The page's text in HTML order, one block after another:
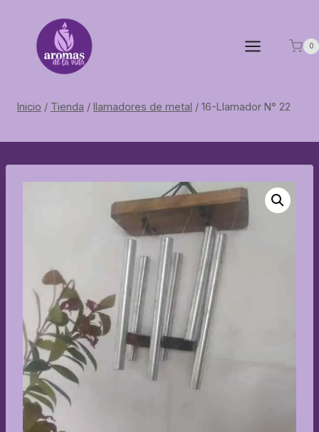
contenido
0
Inicio / Tienda / llamadores de metal / 16-Llamador N° 22